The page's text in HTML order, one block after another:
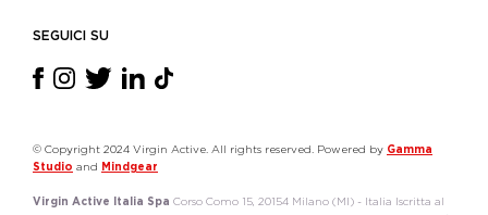
SEGUICI SU
© Copyright 2024 Virgin Active. All rights reserved. Powered by Gamma
Studio and Mindgear
Virgin Active Italia Spa Corso Como 15, 20154 Milano (MI) - Italia Iscritta al